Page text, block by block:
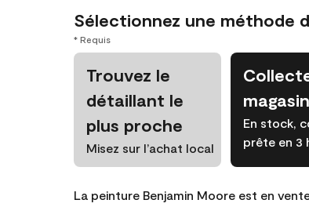
Sélectionnez une méthode
* Requis
Trouvez le
détaillant le
plus proche
Misez sur l’achat local
magasin
En stock,
prête en 3
La peinture Benjamin Moore est en